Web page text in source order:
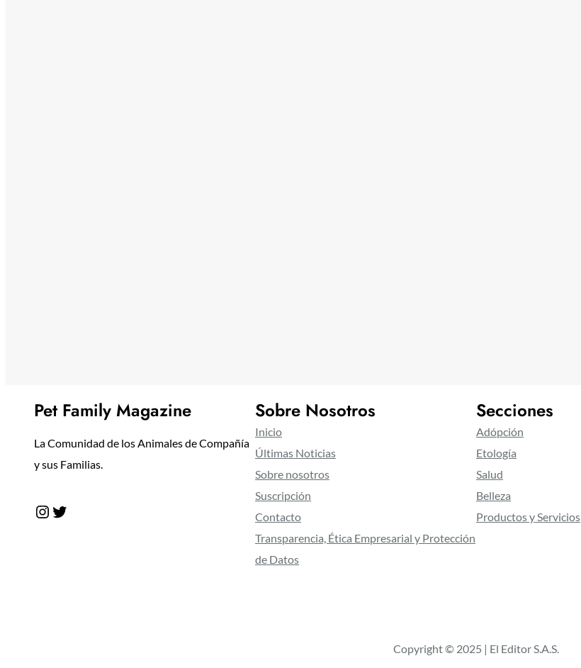
Pet Family Magazine
La Comunidad de los Animales de Compañía
y sus Familias.
Instagram Twitter
Sobre Nosotros
Inicio
Últimas Noticias
Sobre nosotros
Suscripción
Contacto
Transparencia, Ética Empresarial y Protección
de Datos
Secciones
Adópción
Etología
Salud
Belleza
Productos y Servicios
Copyright © 2025 | El Editor S.A.S.